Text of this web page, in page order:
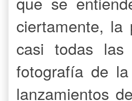
ciertamente,
casi todas
fotografía de
lanzamientos